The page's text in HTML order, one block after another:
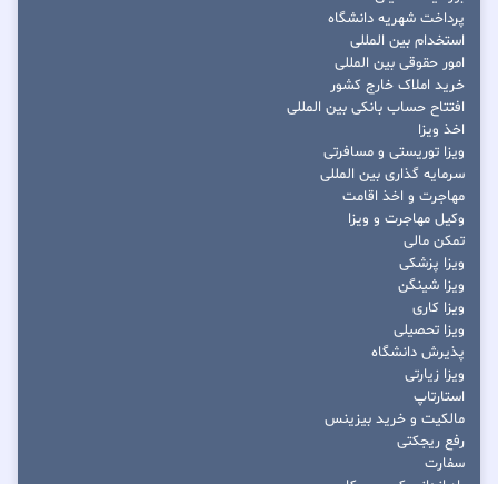
پرداخت شهریه دانشگاه
استخدام بین المللی
امور حقوقی بین المللی
خرید املاک خارج کشور
افتتاح حساب بانکی بین المللی
اخذ ویزا
ویزا توریستی و مسافرتی
سرمایه گذاری بین المللی
مهاجرت و اخذ اقامت
وکیل مهاجرت و ویزا
تمکن مالی
ویزا پزشکی
ویزا شینگن
ویزا کاری
ویزا تحصیلی
پذیرش دانشگاه
ویزا زیارتی
استارتاپ
مالکیت و خرید بیزینس
رفع ریجکتی
سفارت